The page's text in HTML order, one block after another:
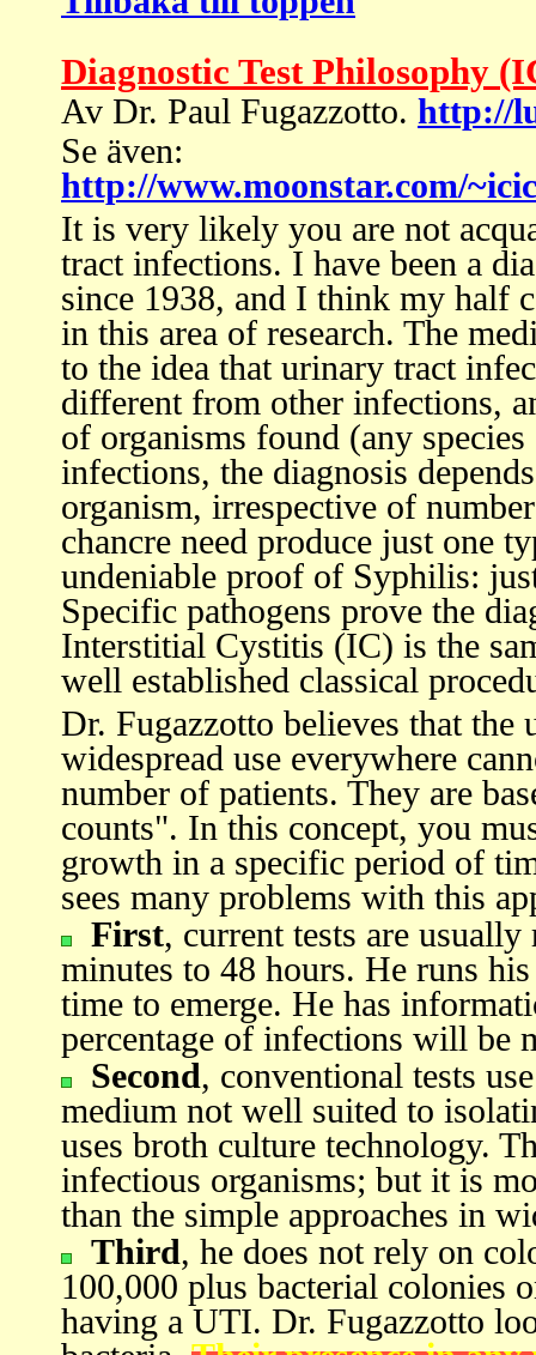
Diagnostic Test Philosophy
Av Dr. Paul Fugazzotto. http://
Se även:
http://www.moonstar.com/
It is very likely you are not
tract infections. I have been a
since 1938, and I think my half
in this area of research. The
to the idea that urinary tract
different from other infections,
of organisms found (any
infections, the diagnosis
organism, irrespective of
chancre need produce just one
undeniable proof of Syphilis:
Specific pathogens prove the
Interstitial Cystitis (IC) is the
well established classical
Dr. Fugazzotto believes that the
widespread use everywhere
number of patients. They are
counts". In this concept, you
growth in a specific period of
sees many problems with this
First, current tests are
minutes to 48 hours. He runs
time to emerge. He has
percentage of infections will be
Second, conventional tests
medium not well suited to
uses broth culture technology.
infectious organisms; but it is
than the simple approaches in
Third, he does not rely on
100,000 plus bacterial colonies
having a UTI. Dr. Fugazzotto